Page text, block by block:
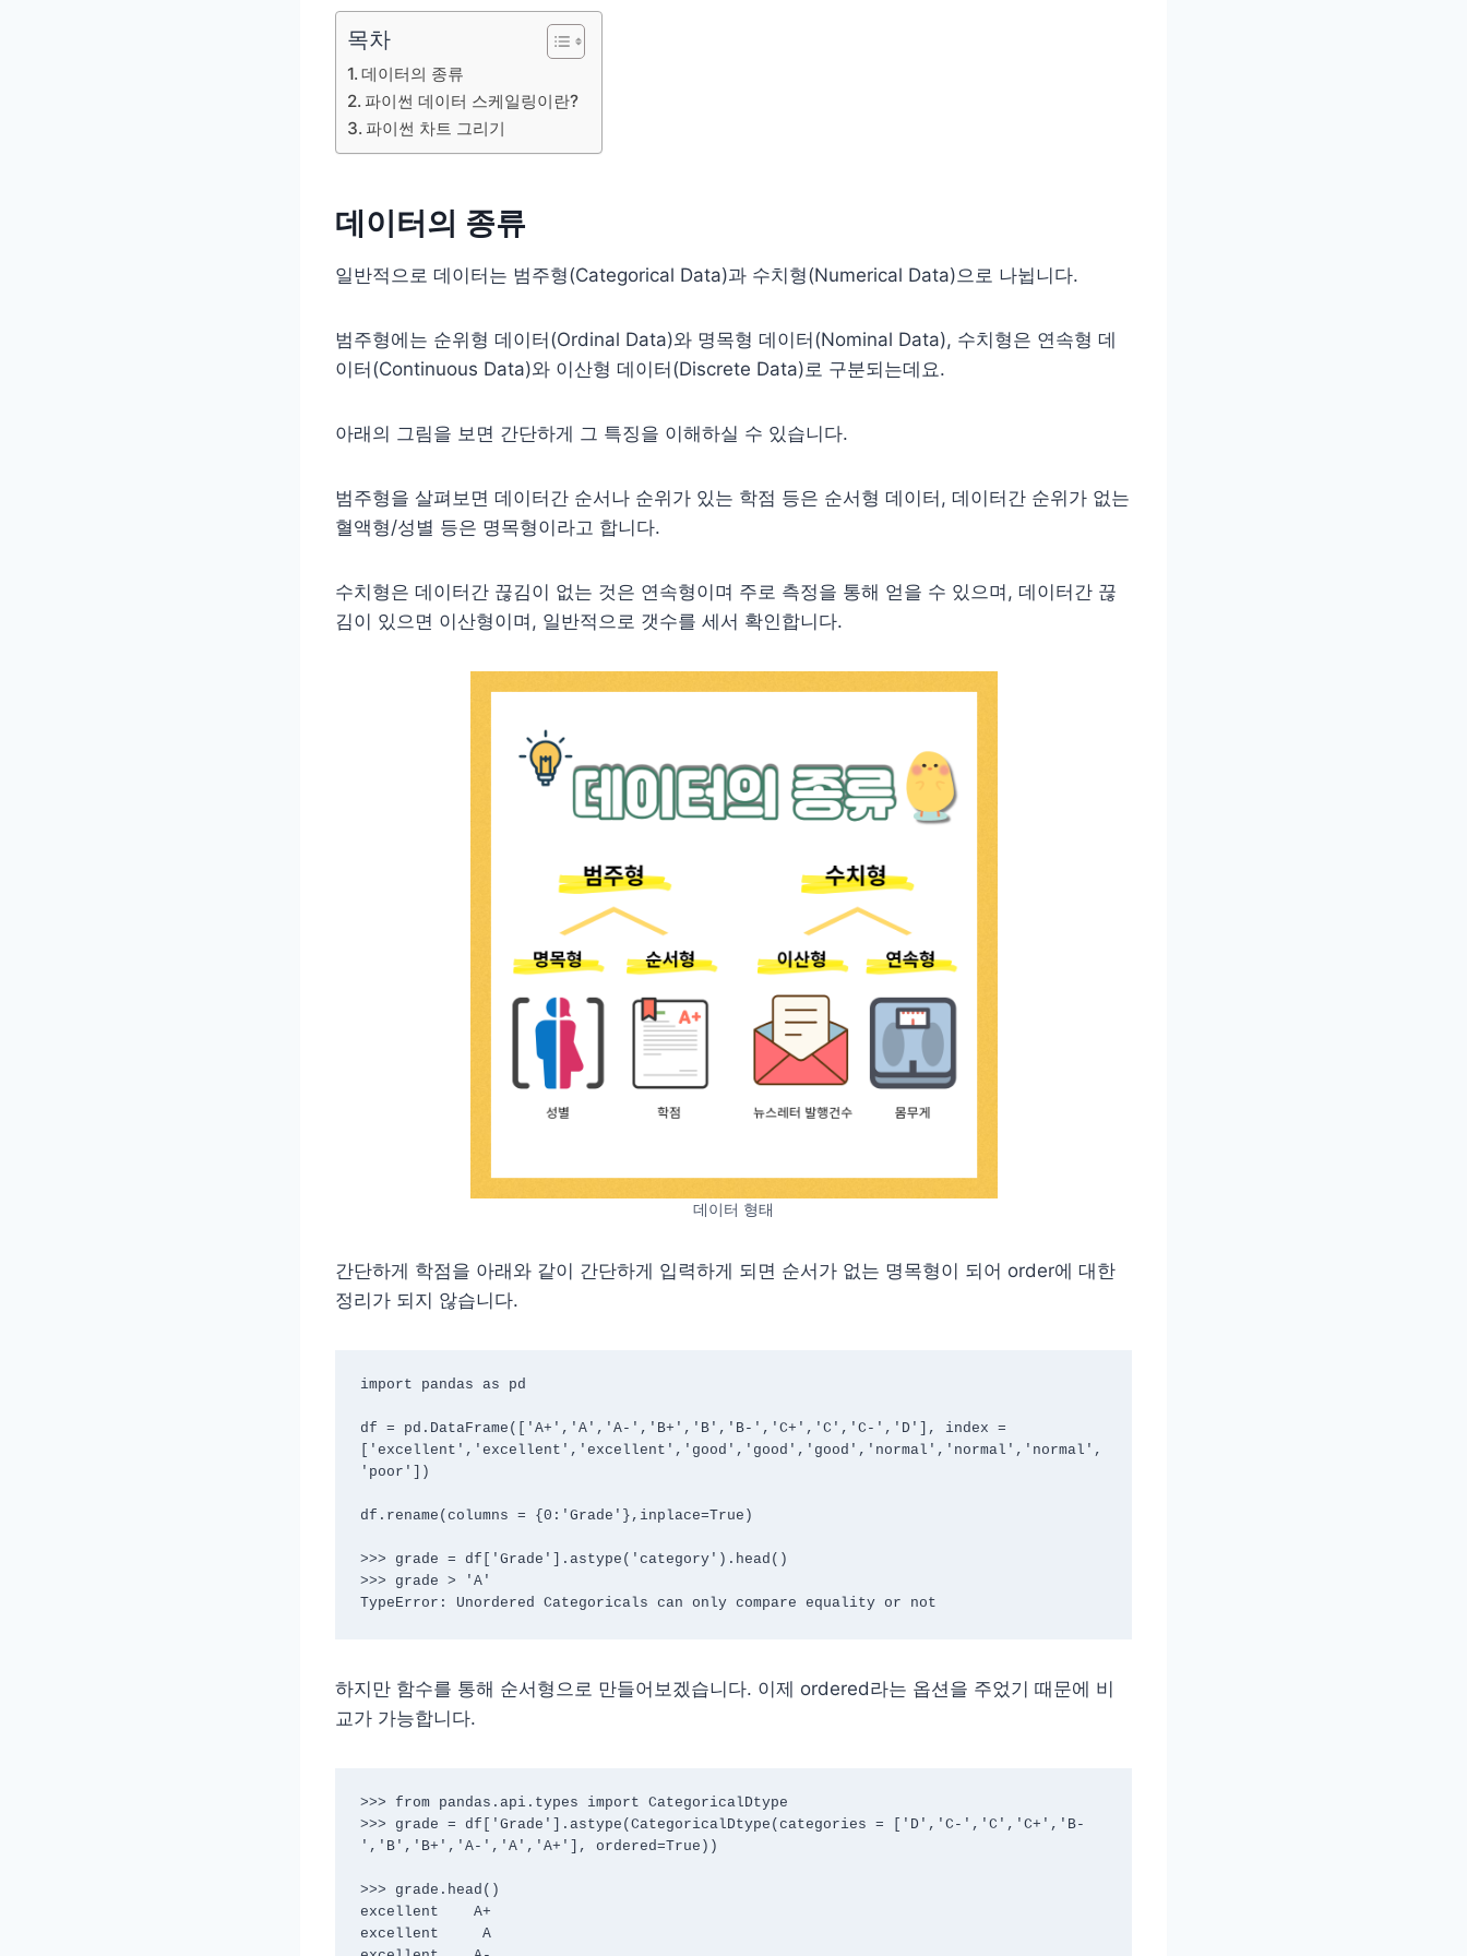
목차
데이터의 종류
파이썬 데이터 스케일링이란?
파이썬 차트 그리기
데이터의 종류
일반적으로 데이터는 범주형(Categorical Data)과 수치형(Numerical Data)으로 나뉩니다.
범주형에는 순위형 데이터(Ordinal Data)와 명목형 데이터(Nominal Data), 수치형은 연속형 데
이터(Continuous Data)와 이산형 데이터(Discrete Data)로 구분되는데요.
아래의 그림을 보면 간단하게 그 특징을 이해하실 수 있습니다.
범주형을 살펴보면 데이터간 순서나 순위가 있는 학점 등은 순서형 데이터, 데이터간 순위가 없는
혈액형/성별 등은 명목형이라고 합니다.
수치형은 데이터간 끊김이 없는 것은 연속형이며 주로 측정을 통해 얻을 수 있으며, 데이터간 끊
김이 있으면 이산형이며, 일반적으로 갯수를 세서 확인합니다.
데이터 형태
간단하게 학점을 아래와 같이 간단하게 입력하게 되면 순서가 없는 명목형이 되어 order에 대한
정리가 되지 않습니다.
import pandas as pd
df = pd.DataFrame(['A+','A','A-','B+','B','B-','C+','C','C-','D'], index =
['excellent','excellent','excellent','good','good','good','normal','normal','normal',
'poor'])
df.rename(columns = {0:'Grade'},inplace=True)
>>> grade = df['Grade'].astype('category').head()
>>> grade > 'A'
TypeError: Unordered Categoricals can only compare equality or not
하지만 함수를 통해 순서형으로 만들어보겠습니다. 이제 ordered라는 옵션을 주었기 때문에 비
교가 가능합니다.
>>> from pandas.api.types import CategoricalDtype
>>> grade = df['Grade'].astype(CategoricalDtype(categories = ['D','C-','C','C+','B-
','B','B+','A-','A','A+'], ordered=True))
>>> grade.head()
excellent    A+
excellent     A